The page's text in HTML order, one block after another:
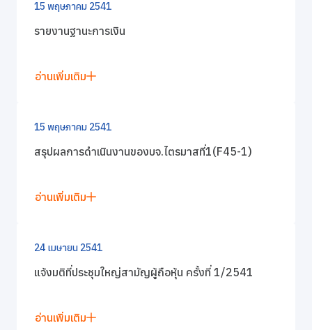
ธุรกิจของเรา
การพัฒนาอย่างยั่งยืน
ร่วมงานกับเรา
15 พฤษภาคม 2541
รายงานฐานะการเงิน
อ่านเพิ่มเติม
15 พฤษภาคม 2541
สรุปผลการดำเนินงานของบจ.ไตรมาสที่1(F45-1)
อ่านเพิ่มเติม
24 เมษายน 2541
แจ้งมติที่ประชุมใหญ่สามัญผู้ถือหุ้น ครั้งที่ 1/2541
อ่านเพิ่มเติม